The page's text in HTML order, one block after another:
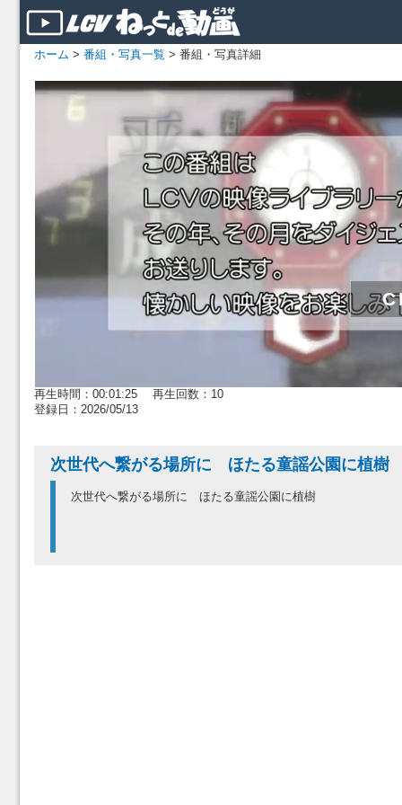
ホーム > 番組・写真一覧 > 番組・写真詳細
再生時間：00:01:25 再生回数：10
登録日：2026/05/13
次世代へ繋がる場所に ほたる童謡公園に植樹
次世代へ繋がる場所に ほたる童謡公園に植樹